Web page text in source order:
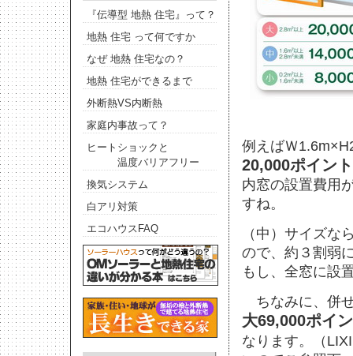
例えばＷ
20,000ポイン
内窓の設置費用
すね。
（中）サイズな
ので、約３割弱
もし、全窓に設
ちなみに、併
大69,000ポイ
なります。（
『伝導型 地熱 住宅』って？
地熱 住宅 って何ですか
なぜ 地熱 住宅なの？
地熱 住宅ができるまで
外断熱VS内断熱
家庭内事故って？
ヒートショックと
温度バリアフリー
換気システム
白アリ対策
エコハウスFAQ